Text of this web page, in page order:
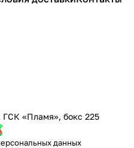
ГСК «Пламя», бокс 225
данных